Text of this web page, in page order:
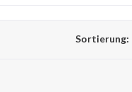
Sortierung: